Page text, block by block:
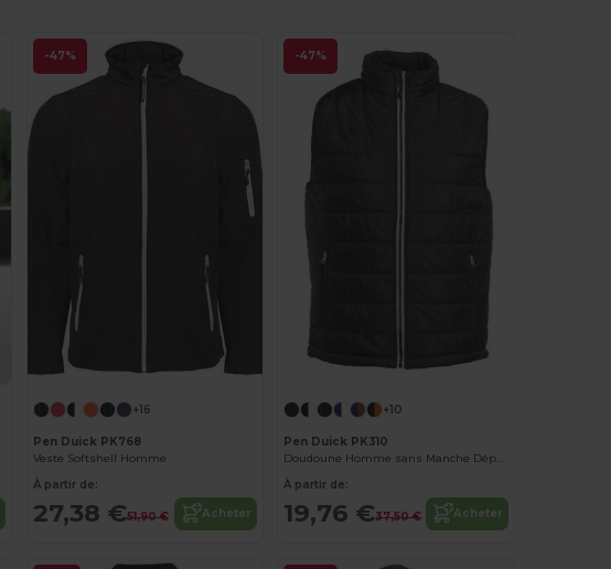
-47%
+16
Pen Duick PK768
Veste Softshell Homme
À partir de:
27,38 €51,90 € Acheter
-47%
+10
Pen Duick PK310
Doudoune Homme sans Manche Déperlant & Coupe-Vent
À partir de:
19,76 €37,50 € Acheter